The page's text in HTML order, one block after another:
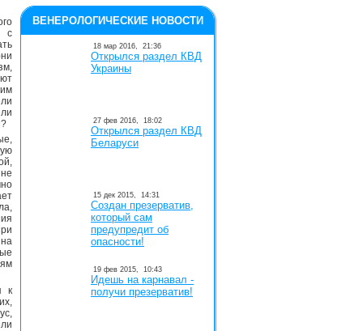
с
к
ВЕНЕРОЛОГИЧЕСКИЕ НОВОСТИ
18 мар 2016, 21:36
Открылся раздел КВД
Украины
27 фев 2016, 18:02
Открылся раздел КВД
Беларуси
15 дек 2015, 14:31
Создан презерватив,
который сам
предупредит об
опасности!
19 фев 2015, 10:43
Идешь на карнавал -
получи презерватив!